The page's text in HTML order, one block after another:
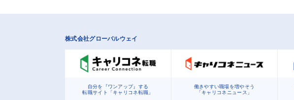
株式会社グローバルウェイ
自分を『ワンアップ』する
転職サイト「キャリコネ転職」
働きやすい職場を増やそう
「キャリコネニュース」